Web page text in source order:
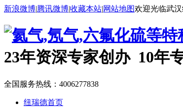
新浪微博|腾讯微博|收藏本站|网站地图欢迎光临武
23年资深专家创办 10年
全国服务热线： 4006277838
纽瑞德首页